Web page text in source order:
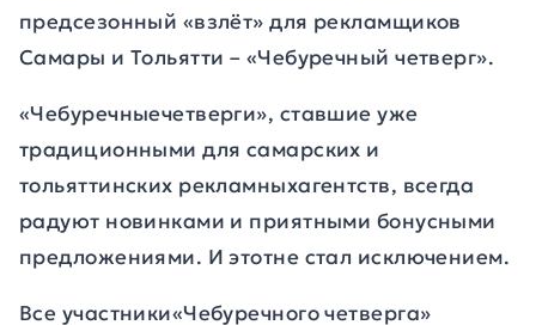
предсезонный «взлёт» для рекламщиков
Самары и Тольятти – «Чебуречный четверг».
«Чебуречныечетверги», ставшие уже
традиционными для самарских и
тольяттинских рекламныхагентств, всегда
радуют новинками и приятными бонусными
предложениями. И этотне стал исключением.
Все участники«Чебуречного четверга»